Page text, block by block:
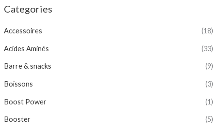
Categories
Accessoires (18)
Acides Aminés (33)
Barre & snacks (9)
Boissons (3)
Boost Power (1)
Booster (5)